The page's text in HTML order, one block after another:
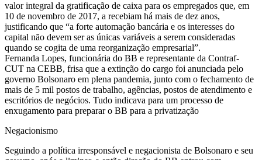
valor integral da gratificação de caixa para os empregados que, em
10 de novembro de 2017, a recebiam há mais de dez anos,
justificando que “a forte automação bancária e os interesses do
capital não devem ser as únicas variáveis a serem consideradas
quando se cogita de uma reorganização empresarial”.
Fernanda Lopes, funcionária do BB e representante da Contraf-
CUT na CEBB, frisa que a extinção do cargo foi anunciada pelo
governo Bolsonaro em plena pandemia, junto com o fechamento de
mais de 5 mil postos de trabalho, agências, postos de atendimento e
escritórios de negócios. Tudo indicava para um processo de
enxugamento para preparar o BB para a privatização
Negacionismo
Seguindo a política irresponsável e negacionista de Bolsonaro e seu